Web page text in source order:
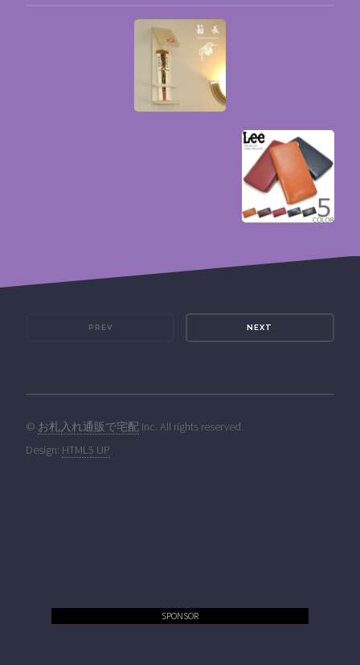
PREV NEXT
© お札入れ通販で宅配 Inc. All rights reserved.
Design: HTML5 UP
SPONSOR